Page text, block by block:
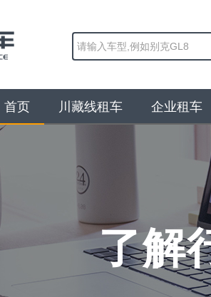
首页 川藏线租车 企业租车
了解